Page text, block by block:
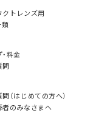
クトレンズ用
類
料金
問
（はじめての方へ）
者のみなさまへ